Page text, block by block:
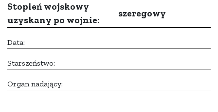
Stopień wojskowy
uzyskany po wojnie:
szeregowy
Data:
Starszeństwo:
Organ nadający: